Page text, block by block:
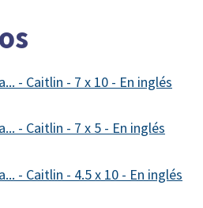
- Caitlin - 7 x 10 - En inglés
- Caitlin - 7 x 5 - En inglés
- Caitlin - 4.5 x 10 - En inglés